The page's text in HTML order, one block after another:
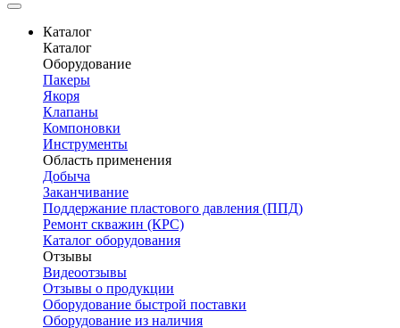
Каталог
Каталог
Оборудование
Пакеры
Якоря
Клапаны
Компоновки
Инструменты
Область применения
Добыча
Заканчивание
Поддержание пластового давления (ППД)
Ремонт скважин (КРС)
Каталог оборудования
Отзывы
Видеоотзывы
Отзывы о продукции
Оборудование быстрой поставки
Оборудование из наличия